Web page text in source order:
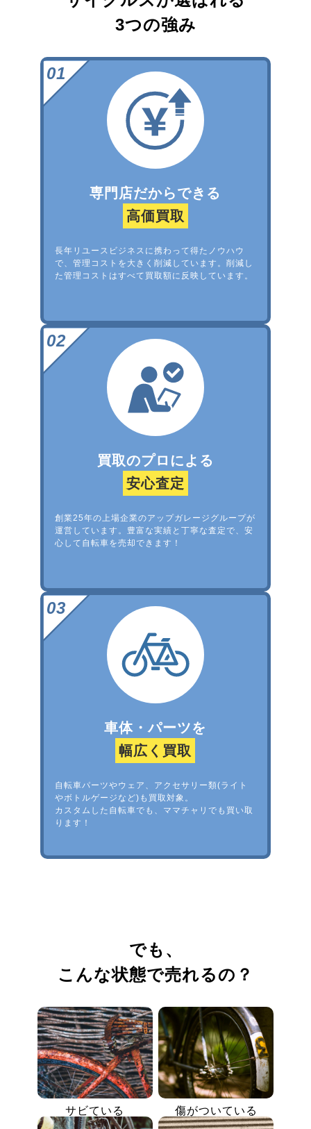
3つの強み
専門店だからできる
高価買取
長年リユースビジネスに携わって得たノウハウ
で、管理コストを大きく削減しています。削減し
た管理コストはすべて買取額に反映しています。
買取のプロによる
安心査定
創業25年の上場企業のアップガレージグループが
運営しています。豊富な実績と丁寧な査定で、安
心して自転車を売却できます！
車体・パーツを
幅広く買取
自転車パーツやウェア、アクセサリー類(ライト
やボトルゲージなど)も買取対象。
カスタムした自転車でも、ママチャリでも買い取
ります！
でも、
こんな状態で売れるの？
サビている 傷がついている